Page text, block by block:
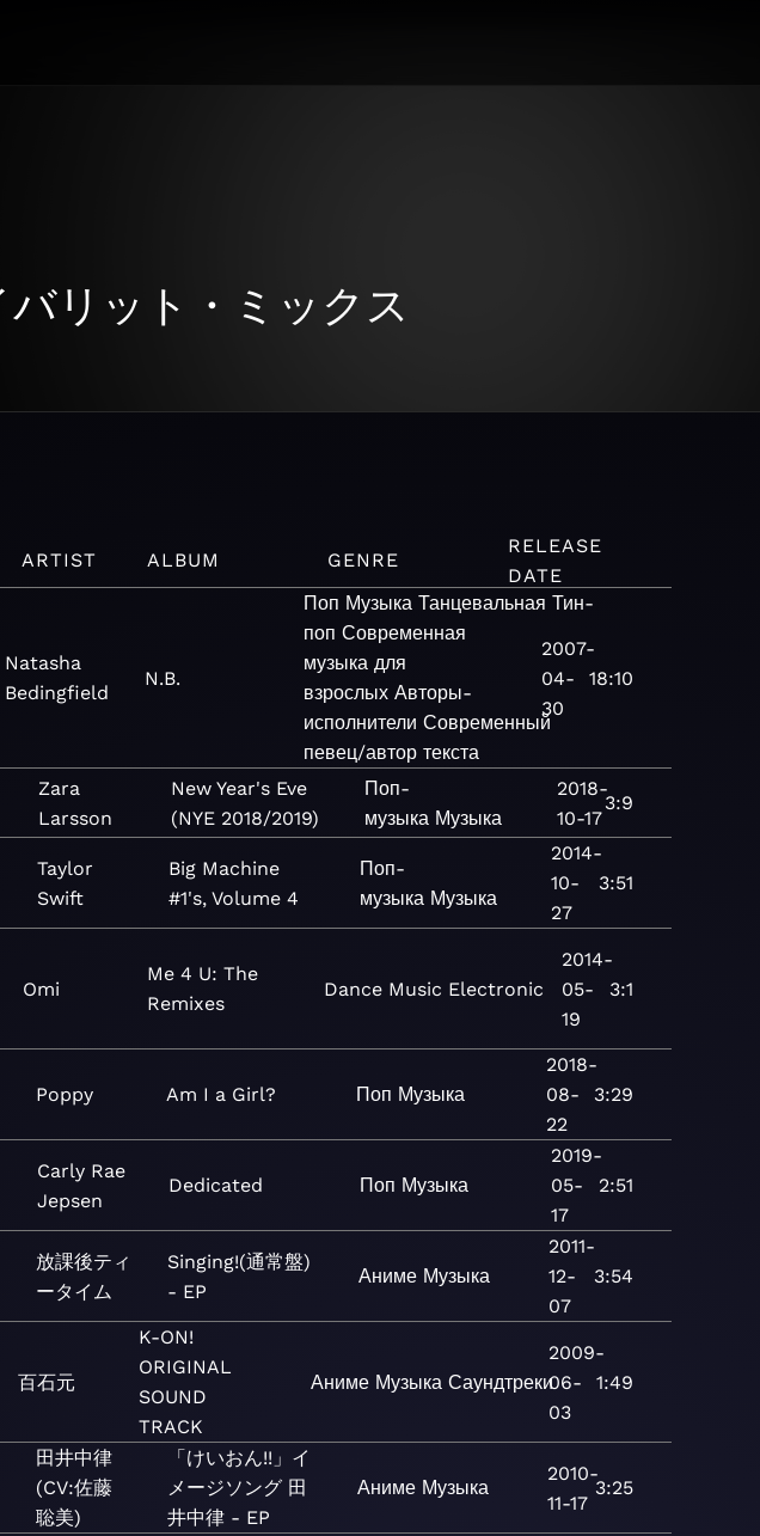
バリット・ミックス
ARTIST ALBUM GENRE
RELEASE
DATE
Natasha
Bedingfield
N.B.
Поп Музыка Танцевальная Тин-
поп Современная
музыка для
взрослых Авторы-
исполнители Современный
певец/автор текста
2007-
04-
30
18:10
Zara
Larsson
New Year's Eve
(NYE 2018/2019)
Поп-
музыка Музыка
2018-
10-17
3:9
Taylor
Swift
Big Machine
#1's, Volume 4
Поп-
музыка Музыка
2014-
10-
27
3:51
Omi
Me 4 U: The
Remixes
Dance Music Electronic
2014-
05-
19
3:1
Poppy Am I a Girl? Поп Музыка
2018-
08-
22
3:29
Carly Rae
Jepsen
Dedicated Поп Музыка
2019-
05-
17
2:51
放課後ティ
ータイム
Singing!(通常盤)
- EP
Аниме Музыка
2011-
12-
07
3:54
百石元
K-ON!
ORIGINAL
SOUND
TRACK
Аниме Музыка Саундтреки
2009-
06-
03
1:49
田井中律
(CV:佐藤
聡美)
「けいおん!!」イ
メージソング 田
井中律 - EP
Аниме Музыка
2010-
11-17
3:25